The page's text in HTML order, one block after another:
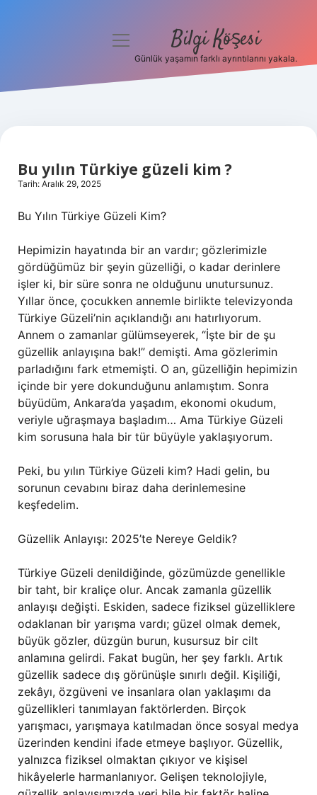
Hakkımızda
menüyü
Bilgi Köşesi
Günlük yaşamın farklı ayrıntılarını yakala.
Bu yılın Türkiye güzeli kim ?
Tarih: Aralık 29, 2025
Bu Yılın Türkiye Güzeli Kim?
Hepimizin hayatında bir an vardır; gözlerimizle
gördüğümüz bir şeyin güzelliği, o kadar derinlere
işler ki, bir süre sonra ne olduğunu unutursunuz.
Yıllar önce, çocukken annemle birlikte televizyonda
Türkiye Güzeli’nin açıklandığı anı hatırlıyorum.
Annem o zamanlar gülümseyerek, “İşte bir de şu
güzellik anlayışına bak!” demişti. Ama gözlerimin
parladığını fark etmemişti. O an, güzelliğin hepimizin
içinde bir yere dokunduğunu anlamıştım. Sonra
büyüdüm, Ankara’da yaşadım, ekonomi okudum,
veriyle uğraşmaya başladım… Ama Türkiye Güzeli
kim sorusuna hala bir tür büyüyle yaklaşıyorum.
Peki, bu yılın Türkiye Güzeli kim? Hadi gelin, bu
sorunun cevabını biraz daha derinlemesine
keşfedelim.
Güzellik Anlayışı: 2025’te Nereye Geldik?
Türkiye Güzeli denildiğinde, gözümüzde genellikle
bir taht, bir kraliçe olur. Ancak zamanla güzellik
anlayışı değişti. Eskiden, sadece fiziksel güzelliklere
odaklanan bir yarışma vardı; güzel olmak demek,
büyük gözler, düzgün burun, kusursuz bir cilt
anlamına gelirdi. Fakat bugün, her şey farklı. Artık
güzellik sadece dış görünüşle sınırlı değil. Kişiliği,
zekâyı, özgüveni ve insanlara olan yaklaşımı da
güzellikleri tanımlayan faktörlerden. Birçok
yarışmacı, yarışmaya katılmadan önce sosyal medya
üzerinden kendini ifade etmeye başlıyor. Güzellik,
yalnızca fiziksel olmaktan çıkıyor ve kişisel
hikâyelerle harmanlanıyor. Gelişen teknolojiyle,